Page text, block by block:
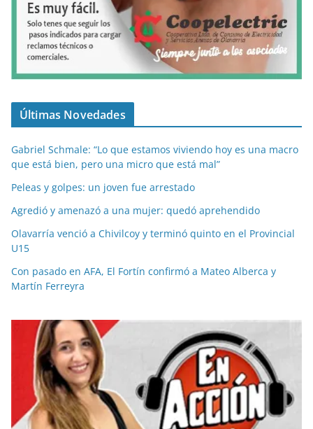
Últimas Novedades
Gabriel Schmale: “Lo que estamos viviendo hoy es una macro
que está bien, pero una micro que está mal”
Peleas y golpes: un joven fue arrestado
Agredió y amenazó a una mujer: quedó aprehendido
Olavarría venció a Chivilcoy y terminó quinto en el Provincial
U15
Con pasado en AFA, El Fortín confirmó a Mateo Alberca y
Martín Ferreyra